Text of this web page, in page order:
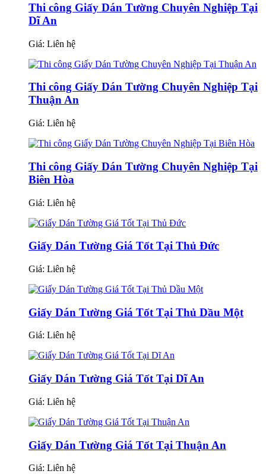
Thi công Giấy Dán Tường Chuyên Nghiệp Tại
Dĩ An
Giá: Liên hệ
Thi công Giấy Dán Tường Chuyên Nghiệp Tại
Thuận An
Giá: Liên hệ
Thi công Giấy Dán Tường Chuyên Nghiệp Tại
Biên Hòa
Giá: Liên hệ
Giấy Dán Tường Giá Tốt Tại Thủ Đức
Giá: Liên hệ
Giấy Dán Tường Giá Tốt Tại Thủ Dầu Một
Giá: Liên hệ
Giấy Dán Tường Giá Tốt Tại Dĩ An
Giá: Liên hệ
Giấy Dán Tường Giá Tốt Tại Thuận An
Giá: Liên hệ